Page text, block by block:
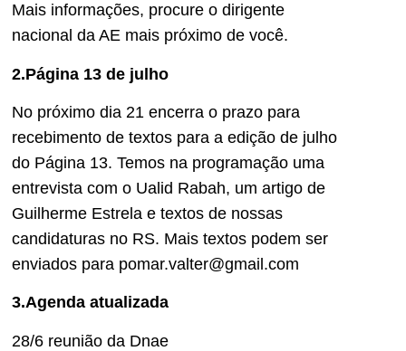
Mais informações, procure o dirigente
nacional da AE mais próximo de você.
2.Página 13 de julho
No próximo dia 21 encerra o prazo para
recebimento de textos para a edição de julho
do Página 13. Temos na programação uma
entrevista com o Ualid Rabah, um artigo de
Guilherme Estrela e textos de nossas
candidaturas no RS. Mais textos podem ser
enviados para pomar.valter@gmail.com
3.Agenda atualizada
28/6 reunião da Dnae